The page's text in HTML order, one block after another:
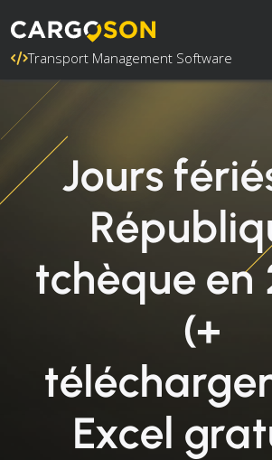
Transport Management Software
Jours
tchèque en
(+
Excel